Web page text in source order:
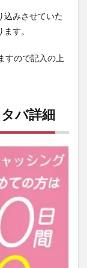
込みさせていた
す。
すので記入の上
バ詳細